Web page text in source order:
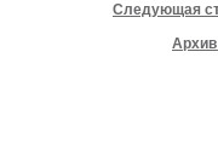
Следующая
Архив